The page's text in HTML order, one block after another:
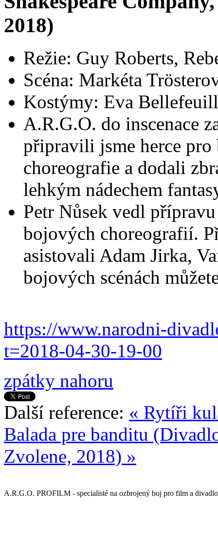
2018)
Režie: Guy Roberts,
Scéna: Markéta
Kostýmy: Eva
A.R.G.O. do inscenace
připravili jsme herce
choreografie a dodali
lehkým nádechem
Petr Nůsek vedl
bojových choreografií.
asistovali Adam Jirka,
bojových scénách
https://www.narodni-
t=2018-04-30-19-00
zpátky nahoru
Další reference: « Rytíři
Balada pre banditu
Zvolene, 2018) »
A.R.G.O. PROFILM - specialisté na ozbrojený boj pro film a divadlo